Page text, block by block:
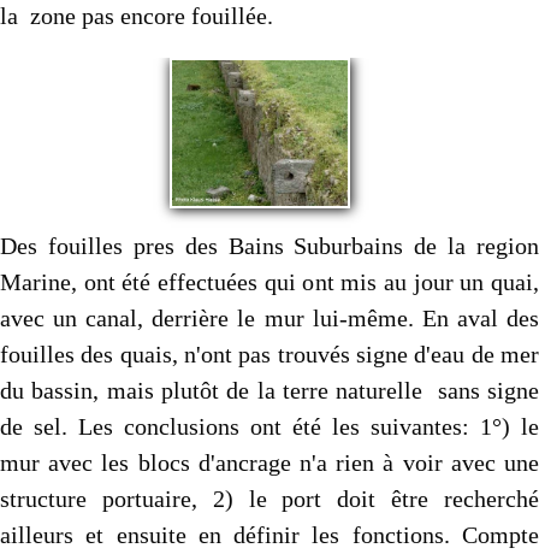
la zone pas encore fouillée.
Des fouilles pres des Bains Suburbains de la region
Marine, ont été effectuées qui ont mis au jour un quai,
avec un canal, derrière le mur lui-même. En aval des
fouilles des quais, n'ont pas trouvés signe d'eau de mer
du bassin, mais plutôt de la terre naturelle sans signe
de sel. Les conclusions ont été les suivantes: 1°) le
mur avec les blocs d'ancrage n'a rien à voir avec une
structure portuaire, 2) le port doit être recherché
ailleurs et ensuite en définir les fonctions. Compte